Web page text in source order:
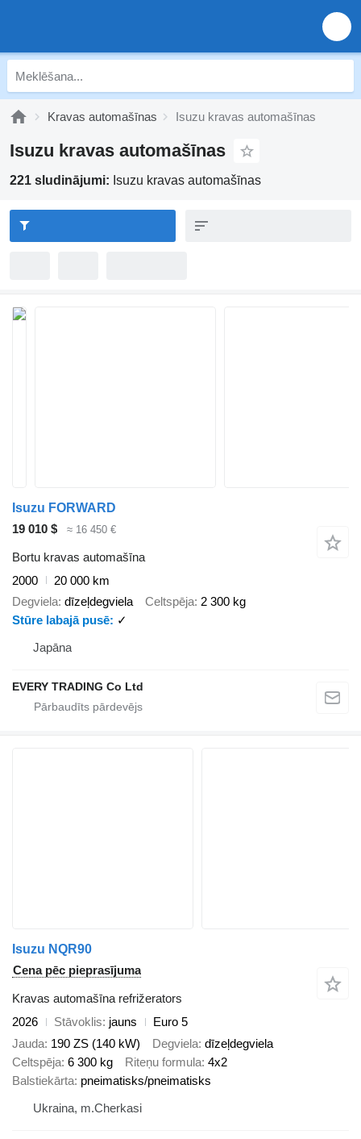
Kravas automašīnas Isuzu kravas automašīnas
Isuzu kravas automašīnas
221 sludinājumi: Isuzu kravas automašīnas
Isuzu FORWARD
19 010 $
≈ 16 450 €
Bortu kravas automašīna
2000
20 000 km
Degviela dīzeļdegviela Celtspēja 2 300 kg
Stūre labajā pusē
✓
Japāna
EVERY TRADING Co Ltd
Isuzu NQR90
Cena pēc pieprasījuma
Kravas automašīna refrižerators
2026
Stāvoklis jauns
Euro 5
Jauda 190 ZS (140 kW) Degviela dīzeļdegviela
Celtspēja 6 300 kg Riteņu formula 4x2
Balstiekārta pneimatisks/pneimatisks
Ukraina, m.Cherkasi